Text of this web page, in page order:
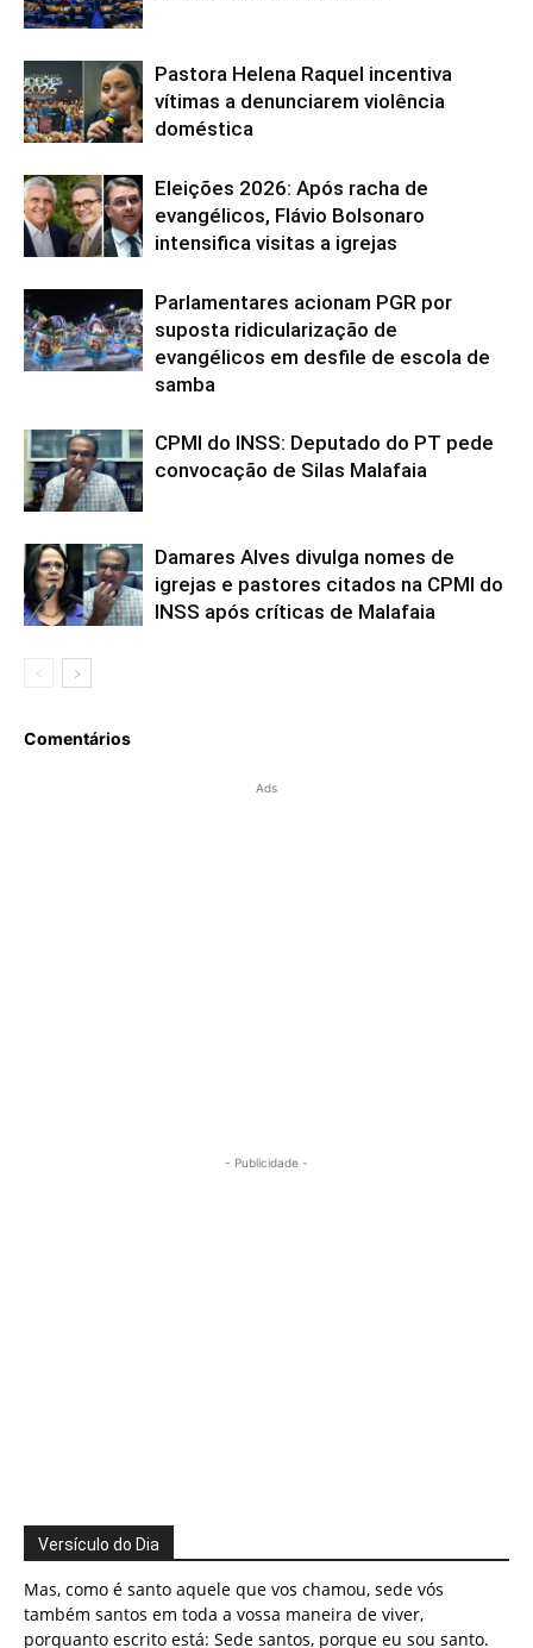
Pastora Helena Raquel incentiva
vítimas a denunciarem violência
doméstica
Eleições 2026: Após racha de
evangélicos, Flávio Bolsonaro
intensifica visitas a igrejas
Parlamentares acionam PGR por
suposta ridicularização de
evangélicos em desfile de escola de
samba
CPMI do INSS: Deputado do PT pede
convocação de Silas Malafaia
Damares Alves divulga nomes de
igrejas e pastores citados na CPMI do
INSS após críticas de Malafaia
Comentários
Ads
- Publicidade -
Versículo do Dia
Mas, como é santo aquele que vos chamou, sede vós
também santos em toda a vossa maneira de viver,
porquanto escrito está: Sede santos, porque eu sou santo.